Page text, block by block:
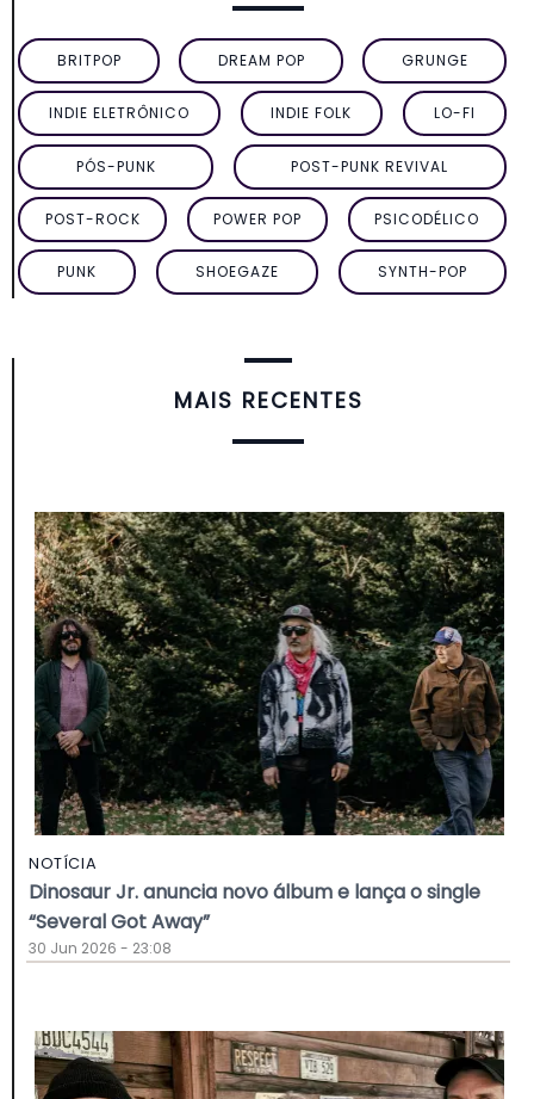
BRITPOP DREAM POP GRUNGE
INDIE ELETRÔNICO INDIE FOLK LO-FI
PÓS-PUNK POST-PUNK REVIVAL
POST-ROCK POWER POP PSICODÉLICO
PUNK SHOEGAZE SYNTH-POP
MAIS RECENTES
NOTÍCIA
Dinosaur Jr. anuncia novo álbum e lança o single
“Several Got Away”
30 Jun 2026 - 23:08